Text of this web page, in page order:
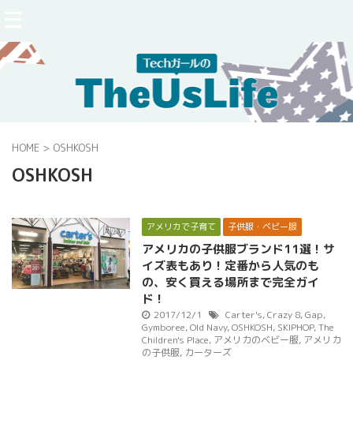
HOME > OSHKOSH
OSHKOSH
アメリカで子育て 子供服・ベビー服
アメリカの子供服ブランド11選！サ
イズ表もあり！定番から人気のも
の、安く買える場所まで完全ガイ
ド！
2017/12/1 Carter's,Crazy 8,Gap,
Gymboree,Old Navy,OSHKOSH, SKIPHOP,The
Children's Place, アメリカのベビー服, アメリカ
の子供服, カーターズ